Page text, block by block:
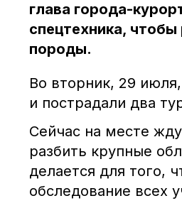
глава города-
спецтехника,
породы.
Во вторник, 29
и пострадали два
Сейчас на месте
разбить крупные
делается для того,
обследование всех